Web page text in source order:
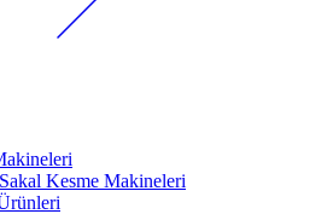
Kesme Makineleri